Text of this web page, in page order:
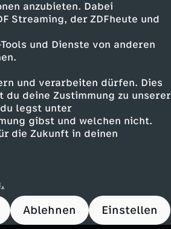
anzubieten. Dabei
Streaming, der ZDFheute und
und Dienste von anderen
und verarbeiten dürfen. Dies
deine Zustimmung zu unserer
legst unter
gibst und welchen nicht.
die Zukunft in deinen
Ablehnen Einstellen